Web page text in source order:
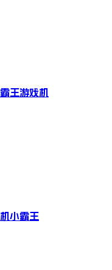
王游戏机
小霸王